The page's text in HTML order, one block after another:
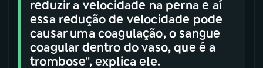
reduzir a velocidade na perna e aí
essa redução de velocidade pode
causar uma coagulação, o sangue
coagular dentro do vaso, que é a
trombose", explica ele.